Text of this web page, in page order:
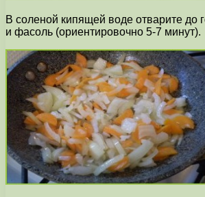
В соленой кипящей воде отварите до
и фасоль (ориентировочно 5-7 минут).